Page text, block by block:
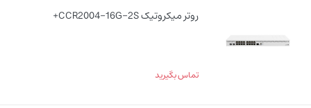
روتر میکروتیک CCR2004-16G-2S+
تماس بگیرید